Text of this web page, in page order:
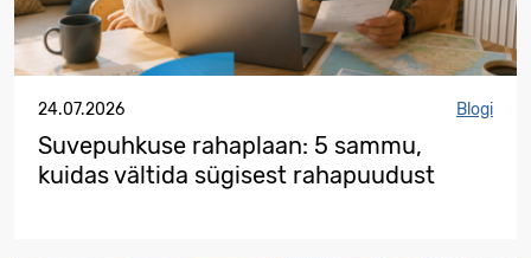
24.07.2026 Blogi
Suvepuhkuse rahaplaan: 5 sammu,
kuidas vältida sügisest rahapuudust